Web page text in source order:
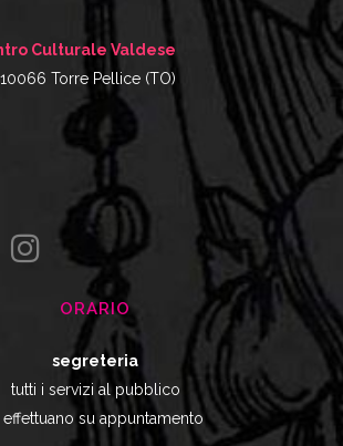
Culturale Valdese
Torre Pellice (TO)
ORARIO
segreteria
tutti i servizi al pubblico
effettuano su appuntamento